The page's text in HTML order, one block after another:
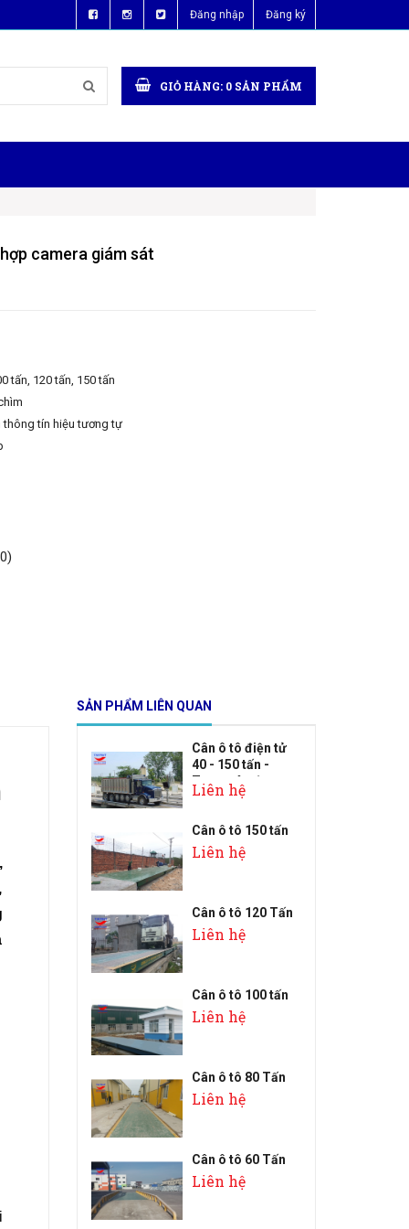
Đăng nhập Đăng ký
GIỎ HÀNG: 0 SẢN PHẨM
camera giám sát
tấn, 120 tấn, 150 tấn
thông tín hiệu tương tự
SẢN PHẨM LIÊN QUAN
Cân ô tô điện tử
40 - 150 tấn -
Trạm cân đ...
Liên hệ
Cân ô tô 150 tấn
Liên hệ
Cân ô tô 120 Tấn
Liên hệ
Cân ô tô 100 tấn
Liên hệ
Cân ô tô 80 Tấn
Liên hệ
Cân ô tô 60 Tấn
Liên hệ